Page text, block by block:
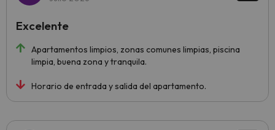
Apartamentos limpios, zonas comunes limpias, piscina
limpia, buena zona y tranquila.
Horario de entrada y salida del apartamento.
Excelente